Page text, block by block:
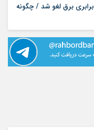
خبر خوب برای کشاورزان؛ افزایش ۴۰۰ برابری برق لغو شد / چگونه